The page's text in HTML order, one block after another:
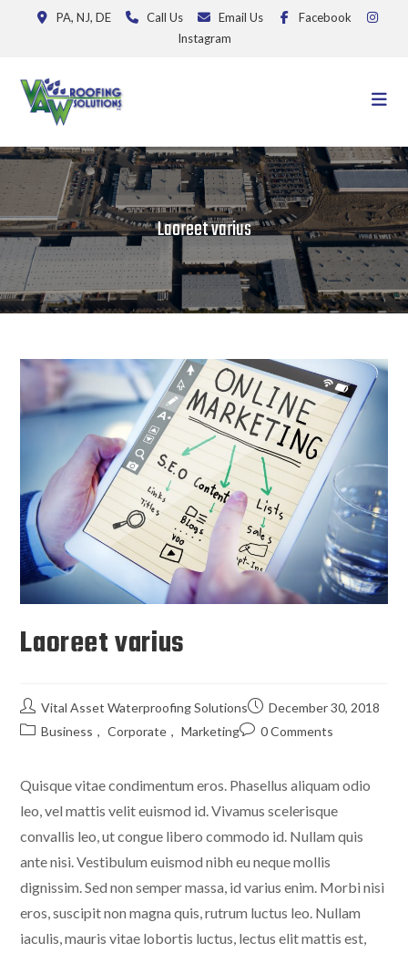
PA, NJ, DE Call Us Email Us
Facebook
Instagram
Laoreet varius
Laoreet varius
Vital Asset Waterproofing Solutions
December 30, 2018
Business , Corporate , Marketing 0 Comments
Quisque vitae condimentum eros. Phasellus aliquam odio
leo, vel mattis velit euismod id. Vivamus scelerisque
convallis leo, ut congue libero commodo id. Nullam quis
ante nisi. Vestibulum euismod nibh eu neque mollis
dignissim. Sed non semper massa, id varius enim. Morbi nisi
eros, suscipit non magna quis, rutrum luctus leo. Nullam
iaculis, mauris vitae lobortis luctus, lectus elit mattis est,